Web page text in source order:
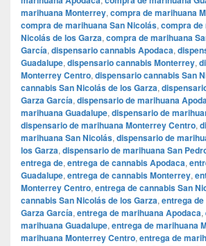
marihuana Monterrey, compra de marihuana
compra de marihuana San Nicolás, compra de
Nicolás de los Garza, compra de marihuana
García, dispensario cannabis Apodaca,
Guadalupe, dispensario cannabis Monterrey,
Monterrey Centro, dispensario cannabis San
cannabis San Nicolás de los Garza,
Garza García, dispensario de marihuana
marihuana Guadalupe, dispensario de
dispensario de marihuana Monterrey Centro,
marihuana San Nicolás, dispensario de
los Garza, dispensario de marihuana San
entrega de, entrega de cannabis Apodaca,
Guadalupe, entrega de cannabis Monterrey,
Monterrey Centro, entrega de cannabis San
cannabis San Nicolás de los Garza, entrega
Garza García, entrega de marihuana Apodaca,
marihuana Guadalupe, entrega de marihuana
marihuana Monterrey Centro, entrega de